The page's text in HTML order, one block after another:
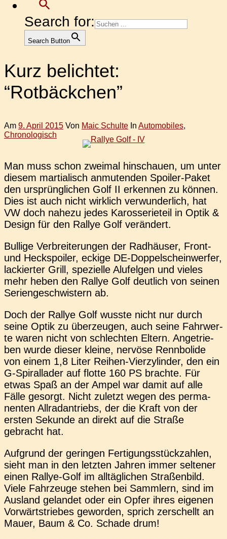
Search for:
Search Button
Kurz belichtet:
“Rotbäckchen”
Am 9. April 2015 Von Maic Schulte In Automobiles,
Chronologisch
Man muss schon zwei­mal hin­schau­en, um unter
diesem mar­tia­lisch anmu­ten­den Spoi­ler-Paket
den ursprüng­li­chen Golf II erken­nen zu können.
Dies ist auch nicht wirk­lich ver­wun­der­lich, hat
VW doch nahezu jedes Karos­se­rie­teil in Optik &
Design für den Rallye Golf verändert.
Bul­li­ge Ver­brei­te­run­gen der Rad­häu­ser, Front-
und Heck­spoi­ler, eckige DE-Dop­pel­schein­wer­fer,
lackier­ter Grill, spe­zi­el­le Alu­fel­gen und vieles
mehr heben den Rallye Golf deut­lich von seinen
Seri­en­ge­schwis­tern ab.
Doch der Rallye Golf wusste nicht nur durch
seine Optik zu über­zeu­gen, auch seine Fahr­wer­
te waren nicht von schlech­ten Eltern. Ange­trie­
ben wurde dieser kleine, ner­vö­se Renn­bo­li­de
von einem 1,8 Liter Reihen-Vier­zy­lin­der, den ein
G‑Spirallader auf flotte 160 PS brach­te. Für
etwas Spaß an der Ampel war damit auf alle
Fälle gesorgt. Nicht zuletzt wegen des per­ma­
nen­ten All­rad­an­triebs, der die Kraft von der
ersten Sekun­de an direkt auf die Straße
gebracht hat.
Auf­grund der gerin­gen Fer­ti­gungs­stück­zah­len,
sieht man in den letz­ten Jahren immer sel­te­ner
einen Rallye-Golf im all­täg­li­chen Stra­ßen­bild.
Viele Fahr­zeu­ge stehen bei Samm­lern, sind im
Aus­land gelan­det oder ein Opfer ihres eige­nen
Vor­wärts­trie­bes gewor­den, sprich zer­schellt an
Mauer, Baum & Co. Schade drum!